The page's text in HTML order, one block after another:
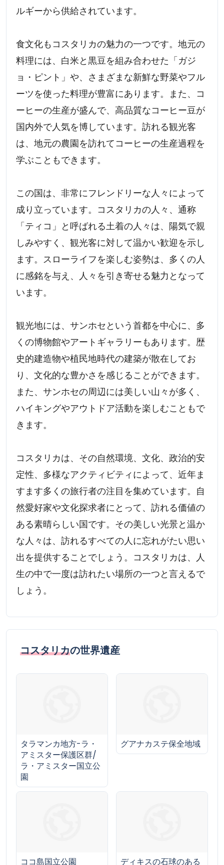
ルギーから供給されています。
食文化もコスタリカの魅力の一つです。地元の
料理には、白米と黒豆を組み合わせた「ガジ
ョ・ピント」や、さまざまな新鮮な野菜やフル
ーツを使った料理が豊富にあります。また、コ
ーヒーの生産が盛んで、高品質なコーヒー豆が
国内外で人気を博しています。訪れる観光客
は、地元の農園を訪れてコーヒーの生産過程を
学ぶこともできます。
この国は、非常にフレンドリーな人々によって
成り立っています。コスタリカの人々、通称
「ティコ」と呼ばれる土着の人々は、陽気で親
しみやすく、観光客に対して温かい歓迎を示し
ます。スローライフを楽しむ姿勢は、多くの人
に感銘を与え、人々を引き寄せる魅力となって
います。
観光地には、サンホセという首都を中心に、多
くの博物館やアートギャラリーもあります。歴
史的建造物や植民地時代の建築が散在してお
り、文化的な豊かさを感じることができます。
また、サンホセの周辺には美しい山々が多く、
ハイキングやアウトドア活動を楽しむこともで
きます。
コスタリカは、その自然環境、文化、政治的安
定性、多様なアクティビティによって、近年ま
すます多くの旅行者の注目を集めています。自
然愛好家や文化探求者にとって、訪れる価値の
ある素晴らしい国です。その美しい光景と温か
な人々は、訪れるすべての人に忘れがたい思い
出を提供することでしょう。コスタリカは、人
生の中で一度は訪れたい場所の一つと言えるで
しょう。
コスタリカの世界遺産
タラマンカ地方-ラ・
アミスター保護区群/
ラ・アミスター国立公
園
グアナカステ保全地域
ココ島国立公園 ディキスの石球のある